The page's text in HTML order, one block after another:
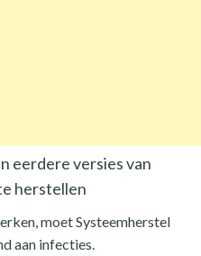
eerdere versies van
herstellen
moet Systeemherstel
aan infecties.